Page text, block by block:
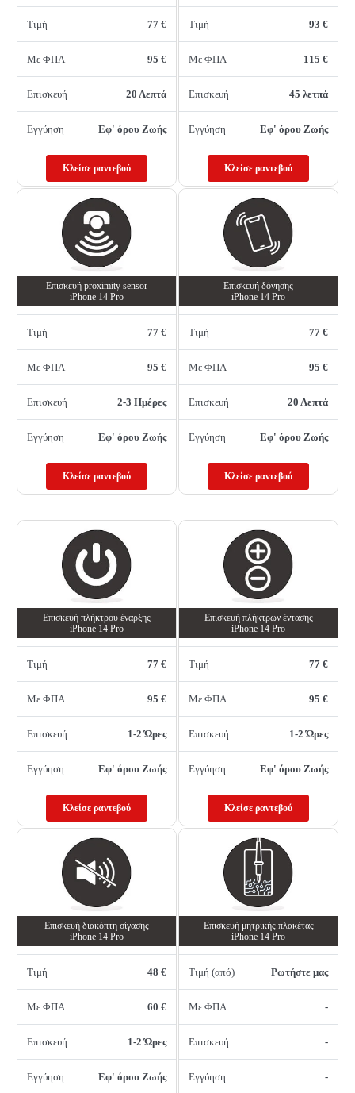
Τιμή 77 €
Με ΦΠΑ 95 €
Επισκευή 20 Λεπτά
Εγγύηση Εφ' όρου Ζωής
Κλείσε ραντεβού
Τιμή 93 €
Με ΦΠΑ 115 €
Επισκευή 45 λετπά
Εγγύηση Εφ' όρου Ζωής
Κλείσε ραντεβού
Επισκευή proximity sensor
iPhone 14 Pro
Τιμή 77 €
Με ΦΠΑ 95 €
Επισκευή 2-3 Ημέρες
Εγγύηση Εφ' όρου Ζωής
Κλείσε ραντεβού
Επισκευή δόνησης
iPhone 14 Pro
Τιμή 77 €
Με ΦΠΑ 95 €
Επισκευή 20 Λεπτά
Εγγύηση Εφ' όρου Ζωής
Κλείσε ραντεβού
Επισκευή πλήκτρου έναρξης
iPhone 14 Pro
Τιμή 77 €
Με ΦΠΑ 95 €
Επισκευή 1-2 Ώρες
Εγγύηση Εφ' όρου Ζωής
Κλείσε ραντεβού
Επισκευή πλήκτρων έντασης
iPhone 14 Pro
Τιμή 77 €
Με ΦΠΑ 95 €
Επισκευή 1-2 Ώρες
Εγγύηση Εφ' όρου Ζωής
Κλείσε ραντεβού
Επισκευή διακόπτη σίγασης
iPhone 14 Pro
Τιμή 48 €
Με ΦΠΑ 60 €
Επισκευή 1-2 Ώρες
Εγγύηση Εφ' όρου Ζωής
Επισκευή μητρικής πλακέτας
iPhone 14 Pro
Τιμή (από) Ρωτήστε μας
Με ΦΠΑ -
Επισκευή -
Εγγύηση -